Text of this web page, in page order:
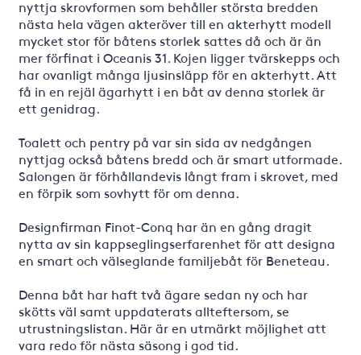
nyttja skrovformen som behåller största bredden
nästa hela vägen akteröver till en akterhytt modell
mycket stor för båtens storlek sattes då och är än
mer förfinat i Oceanis 31. Kojen ligger tvärskepps och
har ovanligt många ljusinsläpp för en akterhytt. Att
få in en rejäl ägarhytt i en båt av denna storlek är
ett genidrag.
Toalett och pentry på var sin sida av nedgången
nyttjag också båtens bredd och är smart utformade.
Salongen är förhållandevis långt fram i skrovet, med
en förpik som sovhytt för om denna.
Designfirman Finot-Conq har än en gång dragit
nytta av sin kappseglingserfarenhet för att designa
en smart och välseglande familjebåt för Beneteau.
Denna båt har haft två ägare sedan ny och har
skötts väl samt uppdaterats allteftersom, se
utrustningslistan. Här är en utmärkt möjlighet att
vara redo för nästa säsong i god tid.